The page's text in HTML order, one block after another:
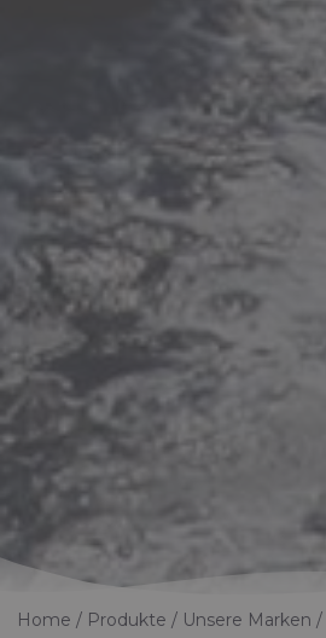
Home Produkte Unsere Marken